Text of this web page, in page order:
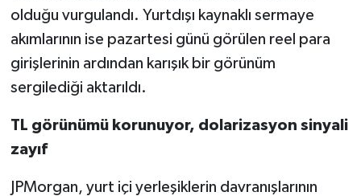
olduğu vurgulandı. Yurtdışı kaynaklı sermaye
akımlarının ise pazartesi günü görülen reel para
girişlerinin ardından karışık bir görünüm
sergilediği aktarıldı.
TL görünümü korunuyor, dolarizasyon sinyali
zayıf
JPMorgan, yurt içi yerleşiklerin davranışlarının